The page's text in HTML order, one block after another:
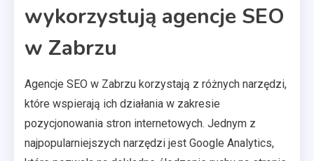
wykorzystują agencje SEO
w Zabrzu
Agencje SEO w Zabrzu korzystają z różnych narzędzi,
które wspierają ich działania w zakresie
pozycjonowania stron internetowych. Jednym z
najpopularniejszych narzędzi jest Google Analytics,